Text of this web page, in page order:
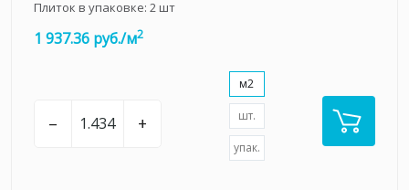
Плиток в упаковке: 2шт
1 937.36 руб./м2
– +
м2
шт.
упак.